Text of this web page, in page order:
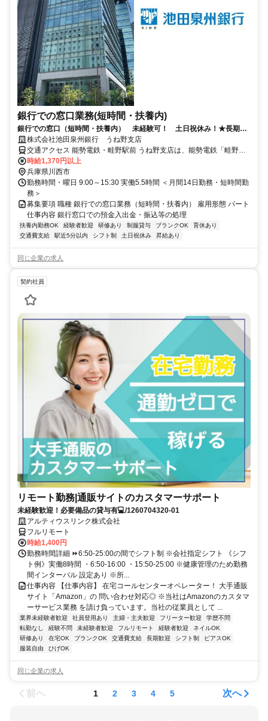
銀行での窓口業務(短時間・扶養内)
銀行での窓口（短時間・扶養内） 未経験可！ 土日祝休み！★長期で
安定して勤務いただける環境です！
株式会社池田泉州銀行 うね野支店
交通アクセス 能勢電鉄・畦野駅前 うね野支店は、能勢電鉄「畦野」
駅前にあり、駅チカで通勤ラクラク！ お隣にはコープがあります。
主に個人のお客さまへのサービスに特化したお店です。
時給1,370円以上
兵庫県川西市
勤務時間・曜日 9:00～15:30 実働5.5時間 ＜月間14日勤務・短時間勤
務＞
募集要項 職種 銀行での窓口業務（短時間・扶養内） 雇用形態 パート
仕事内容 銀行窓口での預金入出金・振込等の処理
扶養内勤務OK 経験者歓迎 研修あり 制服貸与 ブランクOK
育休あり
交通費支給
駅近5分以内 シフト制 土日祝休み 昇給あり
同じ企業の求人
契約社員
リモート勤務|通販サイトのカスタマーサポート
未経験歓迎！必要備品の貸与有💻/1260704320-01
アルティウスリンク株式会社
フルリモート
時給1,400円
勤務時間詳細 ⏩6:50-25:00の間でシフト制 ※会社指定シフト 《シフ
ト例》実働8時間 ・6:50-16:00 ・15:50-25:00 ※健康管理のため勤務
間インターバル 設定あり ※所...
仕事内容 【仕事内容】 在宅コールセンターオペレーター！ 大手通販
サイト「Amazon」の 問い合わせ対応◎ ※当社はAmazonのカスタマ
ーサービス業務 を請け負っています。当社の従業員として ...
業界未経験者歓迎 社員登用あり 主婦・主夫歓迎 フリーター歓迎
学歴不問
転勤なし
経験不問 未経験者歓迎 フルリモート 経験者歓迎
ネイルOK
研修あり
在宅OK ブランクOK 交通費支給 長期歓迎 シフト制
ピアスOK
服装自由
ひげOK
同じ企業の求人
前へ 1 2 3 4 5 次へ